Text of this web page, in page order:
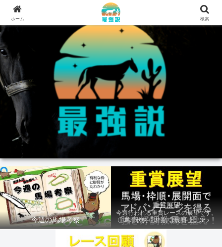
今週の馬場考察
重賞展望
今週行われる重賞レースの展望です。
①馬場状態 ②枠順 ③展開 上記3つの
ファクターから有利にレースを運べる
馬を導き、追い切りの動きを加味して
最終評価を下します。
ホーム 検索